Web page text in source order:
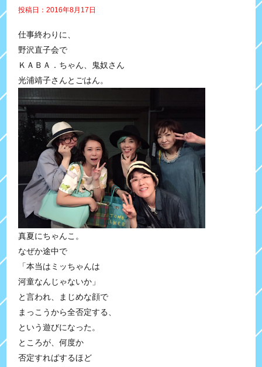
投稿日：2016年8月17日
仕事終わりに、
野沢直子会で
ＫＡＢＡ．ちゃん、鬼奴さん
光浦靖子さんとごはん。
真夏にちゃんこ。
なぜか途中で
「本当はミッちゃんは
河童なんじゃないか」
と言われ、まじめな顔で
まっこうから全否定する、
という遊びになった。
ところが、何度か
否定すればするほど